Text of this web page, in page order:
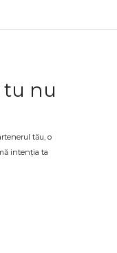
tu nu
tău, o
intenția ta
livrează
pentru care